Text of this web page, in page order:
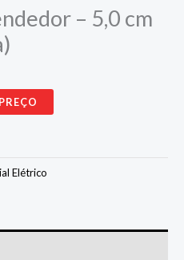
– 5,0 cm
Elétrico